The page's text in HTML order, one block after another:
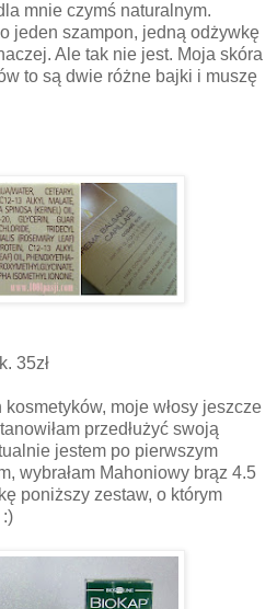
mnie czymś naturalnym.
jeden szampon, jedną odżywkę
Ale tak nie jest. Moja skóra
to są dwie różne bajki i muszę
35zł
moje włosy jeszcze
przedłużyć swoją
jestem po pierwszym
wybrałam Mahoniowy brąz 4.5
poniższy zestaw, o którym